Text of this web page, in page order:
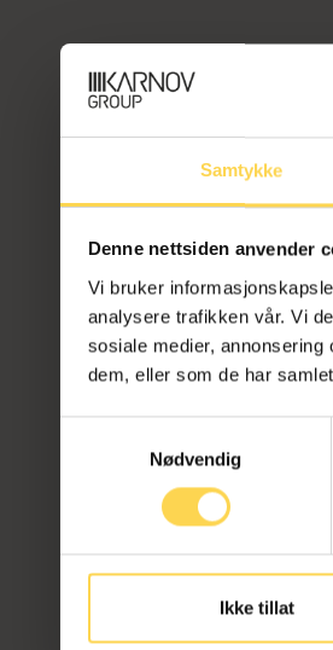
Samtykke
Denne nettsiden anvender
Vi bruker
analysere trafikken vår. Vi
sosiale medier,
dem, eller som de har
Nødvendig
Ikke tillat